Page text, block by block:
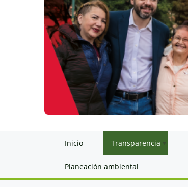
Inicio Transparencia
Planeación ambiental